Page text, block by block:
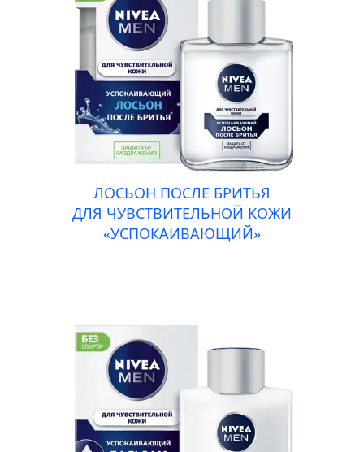
ЛОСЬОН ПОСЛЕ БРИТЬЯ
ДЛЯ ЧУВСТВИТЕЛЬНОЙ КОЖИ
«УСПОКАИВАЮЩИЙ»